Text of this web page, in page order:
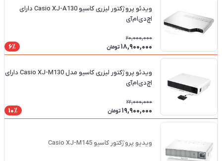
ویدئو پروژکتور لیزری کاسیو Casio XJ-A130 دارای
اچ‌دی‌ام‌آی
20,000,000
18,900,000 تومان 6٪
ویدئو پروژکتور لیزری کاسیو مدل Casio XJ-M130 دارای
اچ‌دی‌ام‌آی
22,000,000
19,900,000 تومان 10٪
ویدیو پروژکتور کاسیو Casio XJ-M145